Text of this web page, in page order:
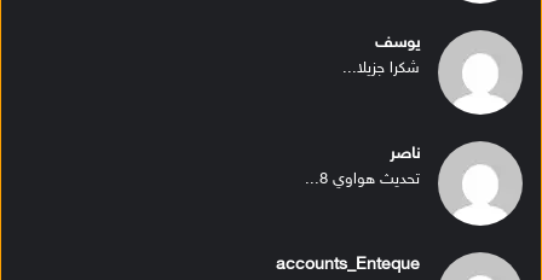
يوسف
شكرا جزيلا...
ناصر
تحديث هواوي 8...
accounts_Enteque